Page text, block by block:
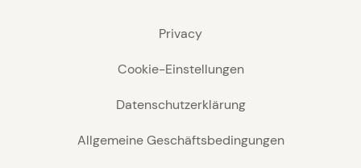
Privacy
Cookie-Einstellungen
Datenschutzerklärung
Allgemeine Geschäftsbedingungen